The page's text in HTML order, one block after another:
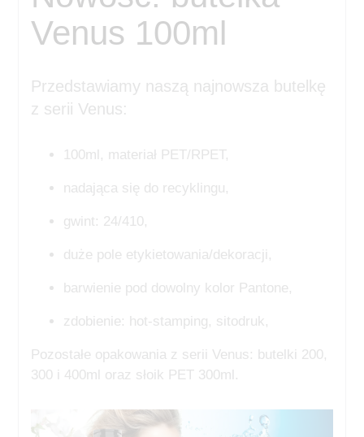
Venus 100ml
Przedstawiamy naszą najnowsza butelkę
z serii Venus:
100ml, materiał PET/RPET,
nadająca się do recyklingu,
gwint: 24/410,
duże pole etykietowania/dekoracji,
barwienie pod dowolny kolor Pantone,
zdobienie: hot-stamping, sitodruk,
Pozostałe opakowania z serii Venus: butelki 200,
300 i 400ml oraz słoik PET 300ml.